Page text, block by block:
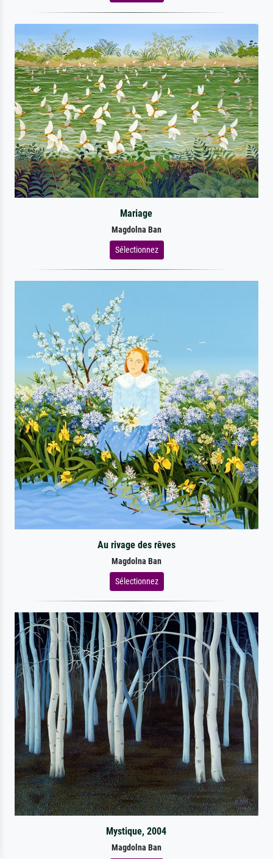
Mariage
Magdolna Ban
Sélectionnez
Au rivage des rêves
Magdolna Ban
Sélectionnez
Mystique, 2004
Magdolna Ban